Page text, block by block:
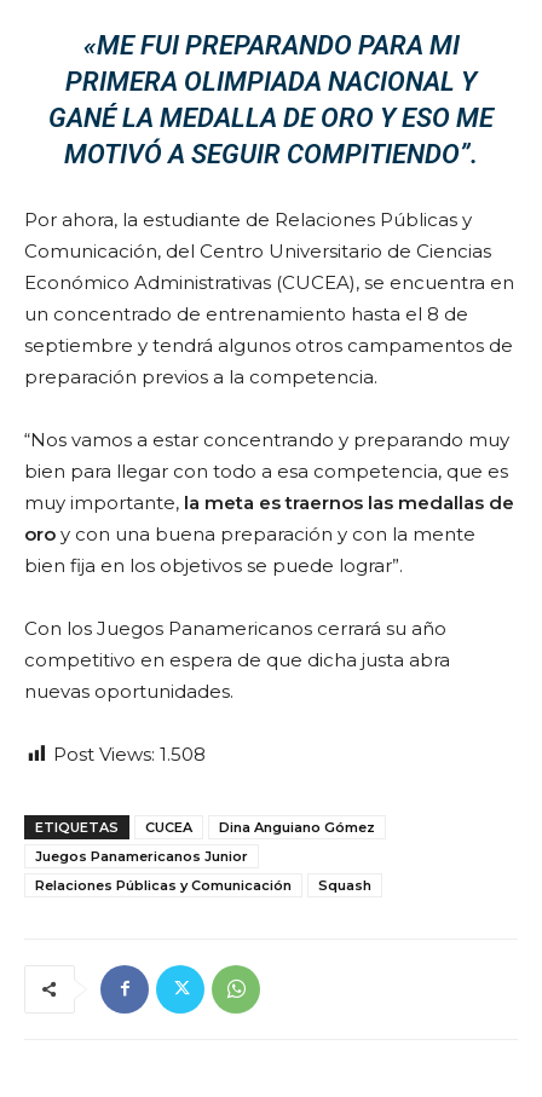
«ME FUI PREPARANDO PARA MI
PRIMERA OLIMPIADA NACIONAL Y
GANÉ LA MEDALLA DE ORO Y ESO ME
MOTIVÓ A SEGUIR COMPITIENDO”.
Por ahora, la estudiante de Relaciones Públicas y
Comunicación, del Centro Universitario de Ciencias
Económico Administrativas (CUCEA), se encuentra en
un concentrado de entrenamiento hasta el 8 de
septiembre y tendrá algunos otros campamentos de
preparación previos a la competencia.
“Nos vamos a estar concentrando y preparando muy
bien para llegar con todo a esa competencia, que es
muy importante, la meta es traernos las medallas de
oro y con una buena preparación y con la mente
bien fija en los objetivos se puede lograr”.
Con los Juegos Panamericanos cerrará su año
competitivo en espera de que dicha justa abra
nuevas oportunidades.
Post Views: 1.508
ETIQUETAS CUCEA
Dina Anguiano Gómez
Juegos Panamericanos Junior
Relaciones Públicas y Comunicación
Squash